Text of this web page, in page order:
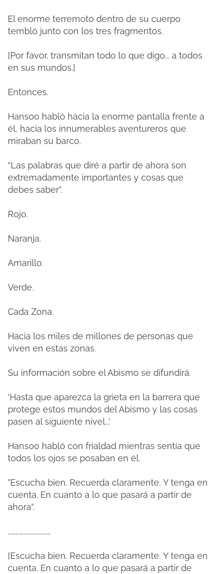
El enorme terremoto dentro de su cuerpo
tembló junto con los tres fragmentos.
[Por favor, transmitan todo lo que digo... a todos
en sus mundos.]
Entonces.
Hansoo habló hacia la enorme pantalla frente a
él, hacia los innumerables aventureros que
miraban su barco.
“Las palabras que diré a partir de ahora son
extremadamente importantes y cosas que
debes saber”.
Rojo.
Naranja.
Amarillo.
Verde.
Cada Zona.
Hacia los miles de millones de personas que
viven en estas zonas.
Su información sobre el Abismo se difundirá.
'Hasta que aparezca la grieta en la barrera que
protege estos mundos del Abismo y las cosas
pasen al siguiente nivel...'
Hansoo habló con frialdad mientras sentía que
todos los ojos se posaban en él.
"Escucha bien. Recuerda claramente. Y tenga en
cuenta. En cuanto a lo que pasará a partir de
ahora”.
……………………………
[Escucha bien. Recuerda claramente. Y tenga en
cuenta. En cuanto a lo que pasará a partir de